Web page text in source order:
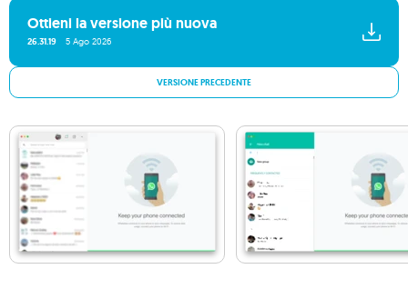
Ottieni la versione più nuova
26.31.19 5 Ago 2026
VERSIONE PRECEDENTE